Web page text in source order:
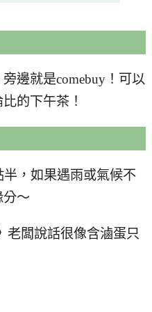
旁邊就是comebuy！可以
的下午茶！
，如果遇雨或氣候不
～
老闆說話很像含滷蛋只